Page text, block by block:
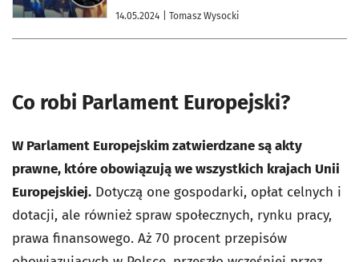
14.05.2024 | Tomasz Wysocki
Co robi Parlament Europejski?
W Parlament Europejskim zatwierdzane są akty
prawne, które obowiązują we wszystkich krajach Unii
Europejskiej. Dotyczą one gospodarki, opłat celnych i
dotacji, ale również spraw społecznych, rynku pracy,
prawa finansowego. Aż 70 procent przepisów